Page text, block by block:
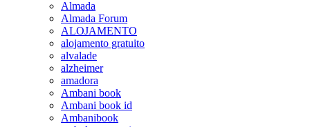
Almada
Almada Forum
ALOJAMENTO
alojamento gratuito
alvalade
alzheimer
amadora
Ambani book
Ambani book id
Ambanibook